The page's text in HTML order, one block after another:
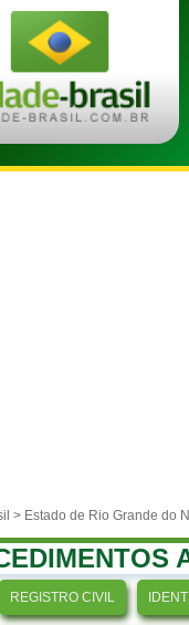
> Estado de Rio Grande do
REGISTRO CIVIL